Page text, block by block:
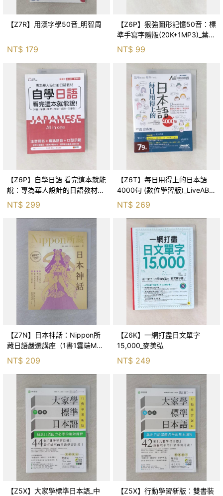
【Z7R】用漢字學50音_明智周
NT$ 179
【Z6P】狠強圖形記憶50音：標
準手寫字體版(20K+1MP3)_葉平
亭
NT$ 99
【Z6P】自學日語 看完這本就能
說：專為華人設計的日語教材，
50音+筆順+單字+文法+會話一
次學會！（附QR碼線上音檔+真
人發音教學影
NT$ 299
【Z6T】每日用得上的日本語
4000句 (數位學習版)_LiveABC
編輯群
NT$ 269
【Z7N】日本神話：Nippon所
藏日語嚴選講座（1書1雲端MP3
音檔）_王文萱, 黃毓倫, 游翔皓,
EZ Japan編輯部, 譯者
NT$ 209
【Z6K】一網打盡日文單字
15,000_麥美弘
NT$ 249
【Z5X】大家學標準日本語_中
【Z5X】行動學習新版：雙書裝